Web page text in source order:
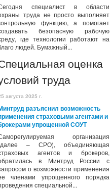
специалист в области
труда не просто выполняет
функцию, а помогает
безопасную рабочую
где технологии работают на
людей. Бумажный...
оценка
труда
августа 2025 г.
разъяснил возможность
страховыми агентами и
упрощенной СОУТ
организация
– СРО), объединяющая
агентов и брокеров,
в Минтруд России с
о возможности применения
членами упрощенного порядка
специальной...